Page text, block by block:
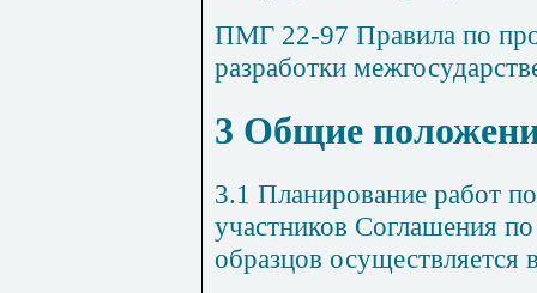
ПМГ 22-97 Правила по
разработки
3 Общие
3.1 Планирование работ
участников Соглашения
образцов осуществляется